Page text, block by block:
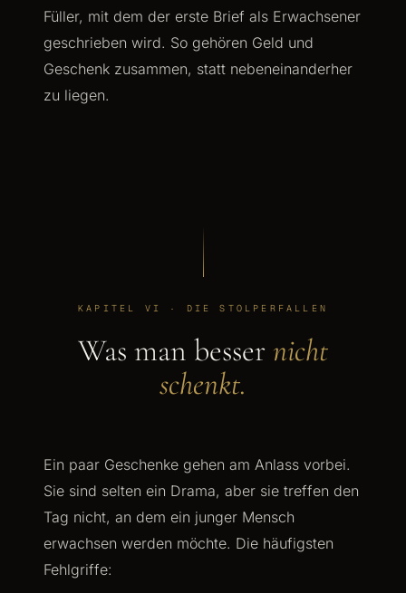
Füller, mit dem der erste Brief als Erwachsener
geschrieben wird. So gehören Geld und
Geschenk zusammen, statt nebeneinanderher
zu liegen.
KAPITEL VI · DIE STOLPERFALLEN
Was man besser nicht
schenkt.
Ein paar Geschenke gehen am Anlass vorbei.
Sie sind selten ein Drama, aber sie treffen den
Tag nicht, an dem ein junger Mensch
erwachsen werden möchte. Die häufigsten
Fehlgriffe: